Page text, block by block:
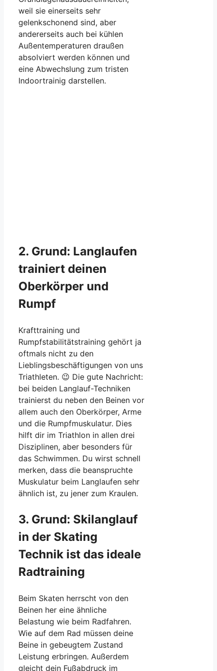
weil sie einerseits sehr
gelenkschonend sind, aber
andererseits auch bei kühlen
Außentemperaturen draußen
absolviert werden können und
eine Abwechslung zum tristen
Indoortrainig darstellen.
2. Grund: Langlaufen
trainiert deinen
Oberkörper und
Rumpf
Krafttraining und
Rumpfstabilitätstraining gehört ja
oftmals nicht zu den
Lieblingsbeschäftigungen von uns
Triathleten. 😉 Die gute Nachricht:
bei beiden Langlauf-Techniken
trainierst du neben den Beinen vor
allem auch den Oberkörper, Arme
und die Rumpfmuskulatur. Dies
hilft dir im Triathlon in allen drei
Disziplinen, aber besonders für
das Schwimmen. Du wirst schnell
merken, dass die beanspruchte
Muskulatur beim Langlaufen sehr
ähnlich ist, zu jener zum Kraulen.
3. Grund: Skilanglauf
in der Skating
Technik ist das ideale
Radtraining
Beim Skaten herrscht von den
Beinen her eine ähnliche
Belastung wie beim Radfahren.
Wie auf dem Rad müssen deine
Beine in gebeugtem Zustand
Leistung erbringen. Außerdem
gleicht dein Fußabdruck im